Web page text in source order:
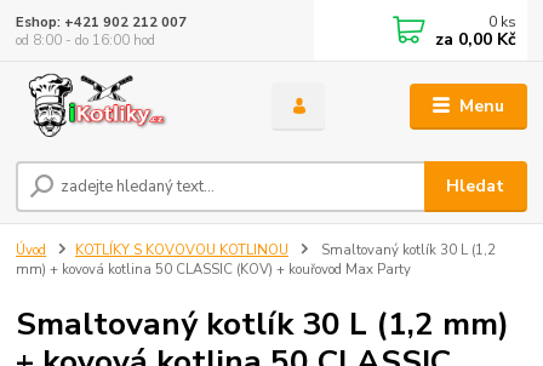
Menu
Hledat
Eshop: +421 902 212 007
od 8:00 - do 16:00 hod
0 ks
za 0,00 Kč
Úvod KOTLÍKY S KOVOVOU KOTLINOU
Smaltovaný kotlík 30 L (1,2
mm) + kovová kotlina 50 CLASSIC (KOV) + kouřovod Max Party
Smaltovaný kotlík 30 L (1,2 mm)